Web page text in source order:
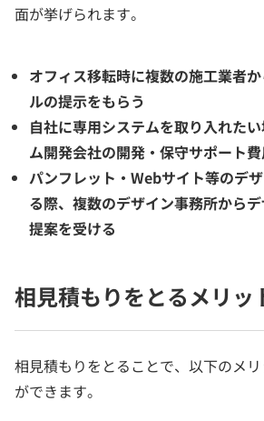
面が挙げられます。
オフィス移転時に複数の施工業者
ルの提示をもらう
自社に専用システムを取り入れた
ム開発会社の開発・保守サポート
パンフレット・Webサイト等のデ
る際、複数のデザイン事務所から
提案を受ける
相見積もりをとるメリッ
相見積もりをとることで、以下のメ
ができます。